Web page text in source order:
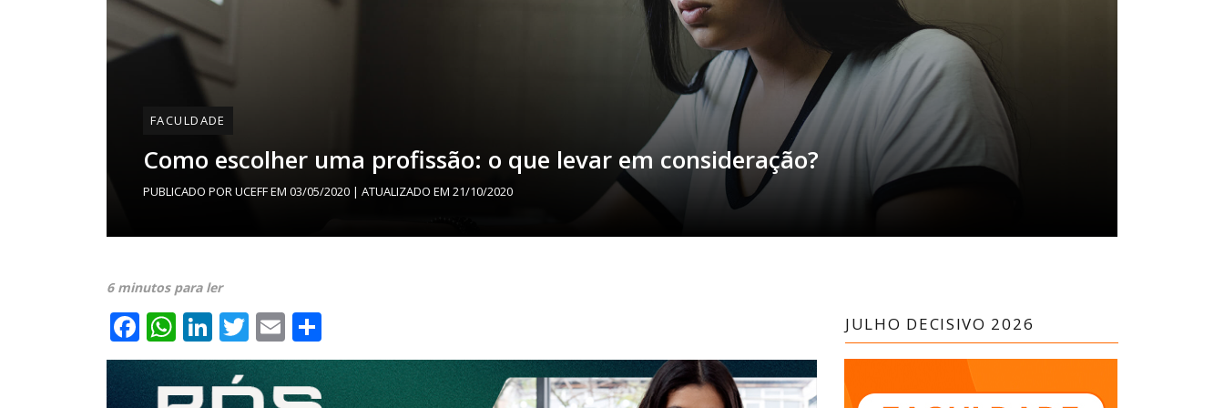
FACULDADE
Como escolher uma profissão: o que levar em consideração?
PUBLICADO PORUCEFFEM 03/05/2020 | ATUALIZADO EM 21/10/2020
6 minutos para ler
Facebook
WhatsApp
LinkedIn
Twitter
Email JULHO DECISIVO 2026